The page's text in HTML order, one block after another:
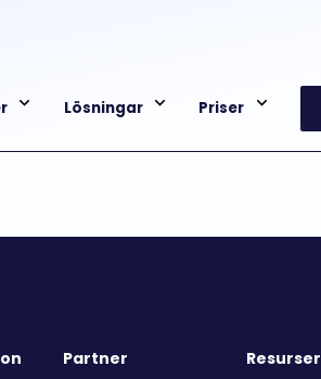
Lösningar Priser
Partner Resurser